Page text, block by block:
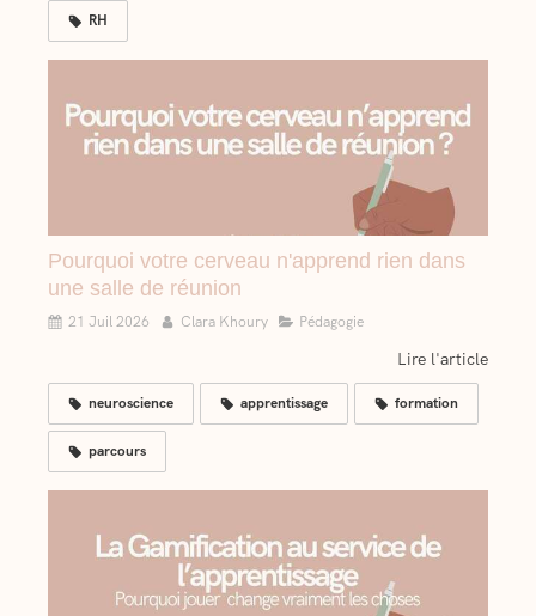
RH
Pourquoi votre cerveau n'apprend rien dans
une salle de réunion
21 Juil 2026 Clara Khoury Pédagogie
Lire l'article
neuroscience apprentissage formation
parcours